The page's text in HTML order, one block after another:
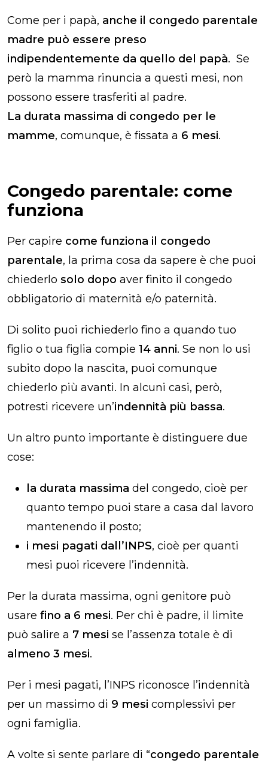
Come per i papà, anche il congedo parentale
madre​ può essere preso
indipendentemente da quello del papà. Se
però la mamma rinuncia a questi mesi, non
possono essere trasferiti al padre.
La durata massima di congedo per le
mamme, comunque, è fissata a 6 mesi.
Congedo parentale: come
funziona​
Per capire come funziona il congedo
parentale, la prima cosa da sapere è che puoi
chiederlo solo dopo aver finito il congedo
obbligatorio di maternità e/o paternità.
Di solito puoi richiederlo fino a quando tuo
figlio o tua figlia compie 14 anni. Se non lo usi
subito dopo la nascita, puoi comunque
chiederlo più avanti. In alcuni casi, però,
potresti ricevere un’indennità più bassa.
Un altro punto importante è distinguere due
cose:
la durata massima del congedo, cioè per
quanto tempo puoi stare a casa dal lavoro
mantenendo il posto;
i mesi pagati dall’INPS, cioè per quanti
mesi puoi ricevere l’indennità.
Per la durata massima, ogni genitore può
usare fino a 6 mesi. Per chi è padre, il limite
può salire a 7 mesi se l’assenza totale è di
almeno 3 mesi.
Per i mesi pagati, l’INPS riconosce l’indennità
per un massimo di 9 mesi complessivi per
ogni famiglia.
A volte si sente parlare di “congedo parentale